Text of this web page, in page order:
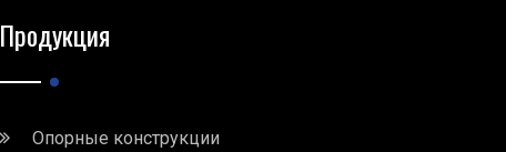
Продукция
Опорные конструкции